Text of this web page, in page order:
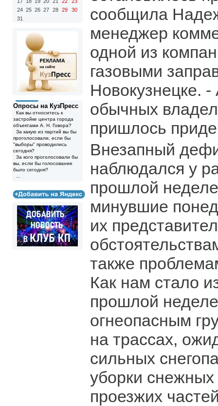
24 25 26 27 28 29
30
31
Опросы на КузПресс
Как вы относитесь к
застройке центра города
объектами А. Н. Говора?
За какую из партий вы бы
проголосовали, если бы
"выборы" проводились
сегодня?
За кого проголосовали бы
вы, если бы голосование
было сегодня?
сообщила
менеджер
одной из
газовыми
Новокузнецке. -
обычных
пришлось
Внезапный
наблюдался у
прошлой
минувшие
их
также
Как нам стало
прошлой
огнеопасным
на трассах,
сильных
уборки снежных
проезжих